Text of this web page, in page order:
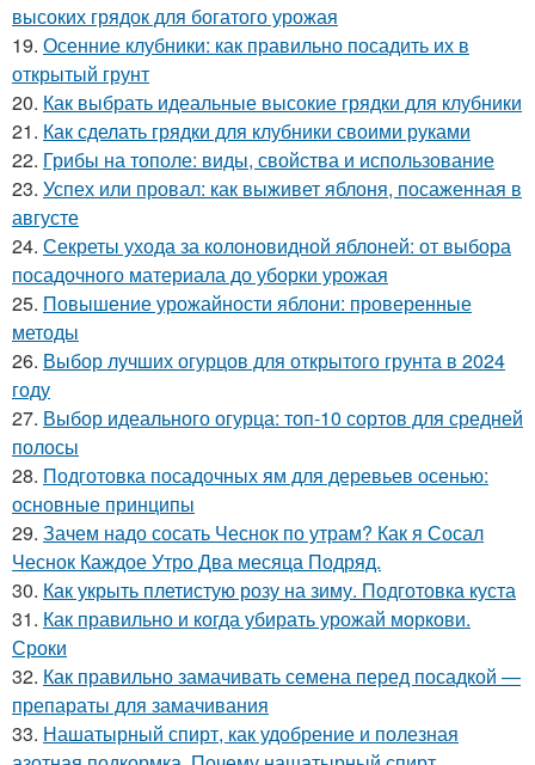
высоких грядок для богатого урожая
19. Осенние клубники: как правильно посадить их в
открытый грунт
20. Как выбрать идеальные высокие грядки для клубники
21. Как сделать грядки для клубники своими руками
22. Грибы на тополе: виды, свойства и использование
23. Успех или провал: как выживет яблоня, посаженная в
августе
24. Секреты ухода за колоновидной яблоней: от выбора
посадочного материала до уборки урожая
25. Повышение урожайности яблони: проверенные
методы
26. Выбор лучших огурцов для открытого грунта в 2024
году
27. Выбор идеального огурца: топ-10 сортов для средней
полосы
28. Подготовка посадочных ям для деревьев осенью:
основные принципы
29. Зачем надо сосать Чеснок по утрам? Как я Сосал
Чеснок Каждое Утро Два месяца Подряд.
30. Как укрыть плетистую розу на зиму. Подготовка куста
31. Как правильно и когда убирать урожай моркови.
Сроки
32. Как правильно замачивать семена перед посадкой —
препараты для замачивания
33. Нашатырный спирт, как удобрение и полезная